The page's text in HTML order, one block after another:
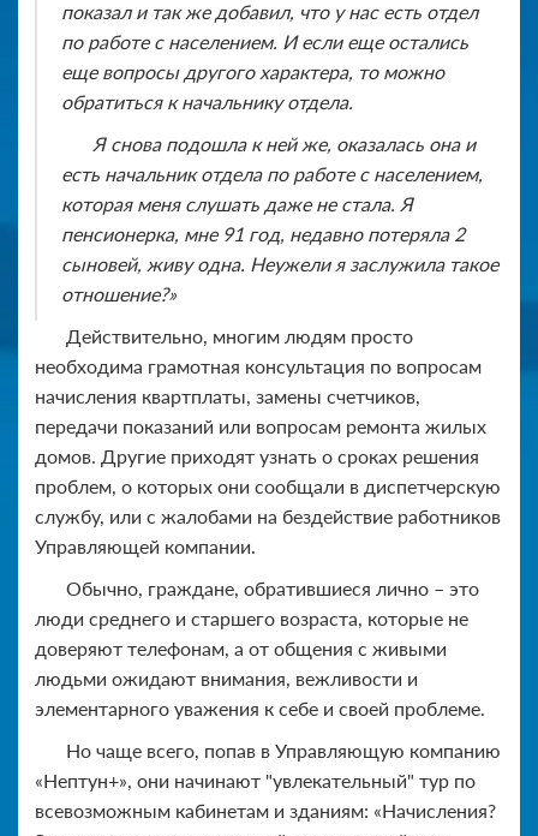
показал и так же добавил, что у нас есть отдел
по работе с населением. И если еще остались
еще вопросы другого характера, то можно
обратиться к начальнику отдела.
Я снова подошла к ней же, оказалась она и
есть начальник отдела по работе с населением,
которая меня слушать даже не стала. Я
пенсионерка, мне 91 год, недавно потеряла 2
сыновей, живу одна. Неужели я заслужила такое
отношение?»
Действительно, многим людям просто
необходима грамотная консультация по вопросам
начисления квартплаты, замены счетчиков,
передачи показаний или вопросам ремонта жилых
домов. Другие приходят узнать о сроках решения
проблем, о которых они сообщали в диспетчерскую
службу, или с жалобами на бездействие работников
Управляющей компании.
Обычно, граждане, обратившиеся лично – это
люди среднего и старшего возраста, которые не
доверяют телефонам, а от общения с живыми
людьми ожидают внимания, вежливости и
элементарного уважения к себе и своей проблеме.
Но чаще всего, попав в Управляющую компанию
«Нептун+», они начинают "увлекательный" тур по
всевозможным кабинетам и зданиям: «Начисления?